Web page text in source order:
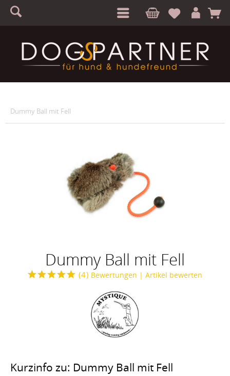
S A
Dummy Ball mit Fell
Dummy Ball mit Fell
(4) Bewertungen | Artikel bewerten
Kurzinfo zu: Dummy Ball mit Fell